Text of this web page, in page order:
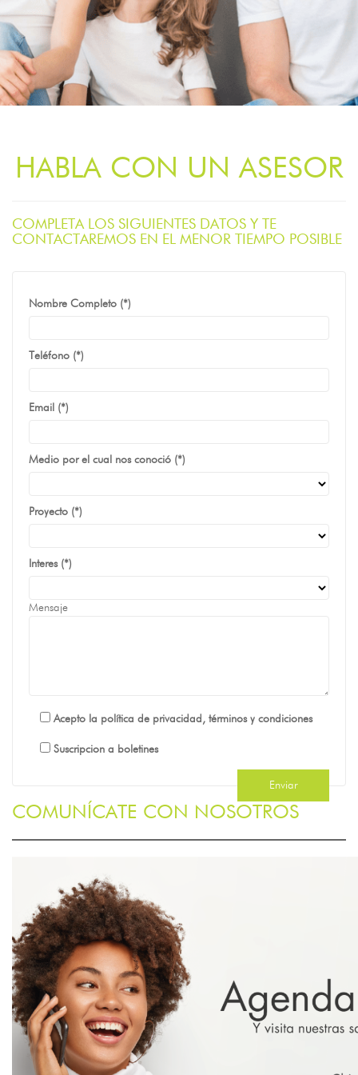
HABLA CON UN ASESOR
COMPLETA LOS SIGUIENTES DATOS Y TE
CONTACTAREMOS EN EL MENOR TIEMPO POSIBLE
Nombre Completo (*)
Teléfono (*)
Email (*)
Medio por el cual nos conoció (*)
Proyecto (*)
Interes (*)
Mensaje
Acepto la política de privacidad, términos y condiciones
Suscripcion a boletines
COMUNÍCATE CON NOSOTROS